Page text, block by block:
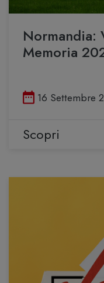
Normandia:
Memoria
Pubblicato il
16 Settembre
Scopri